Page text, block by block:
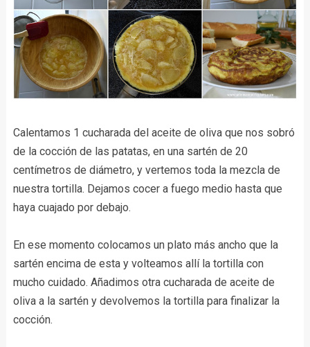
Calentamos 1 cucharada del aceite de oliva que nos sobró
de la cocción de las patatas, en una sartén de 20
centímetros de diámetro, y vertemos toda la mezcla de
nuestra tortilla. Dejamos cocer a fuego medio hasta que
haya cuajado por debajo.
En ese momento colocamos un plato más ancho que la
sartén encima de esta y volteamos allí la tortilla con
mucho cuidado. Añadimos otra cucharada de aceite de
oliva a la sartén y devolvemos la tortilla para finalizar la
cocción.